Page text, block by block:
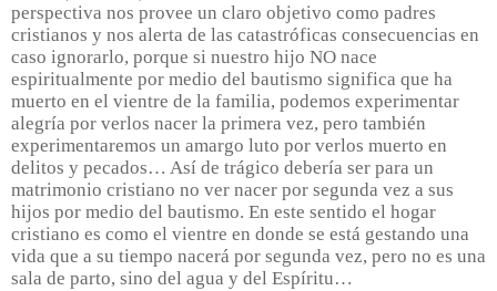
perspectiva nos provee un claro objetivo como padres
cristianos y nos alerta de las catastróficas consecuencias en
caso ignorarlo, porque si nuestro hijo NO nace
espiritualmente por medio del bautismo significa que ha
muerto en el vientre de la familia, podemos experimentar
alegría por verlos nacer la primera vez, pero también
experimentaremos un amargo luto por verlos muerto en
delitos y pecados… Así de trágico debería ser para un
matrimonio cristiano no ver nacer por segunda vez a sus
hijos por medio del bautismo. En este sentido el hogar
cristiano es como el vientre en donde se está gestando una
vida que a su tiempo nacerá por segunda vez, pero no es una
sala de parto, sino del agua y del Espíritu…